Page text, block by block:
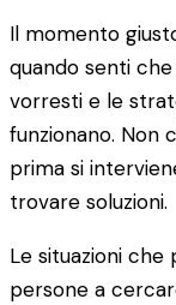
Il momento
quando senti
vorresti e le
funzionano. Non
prima si
trovare soluzioni.
Le situazioni
persone a